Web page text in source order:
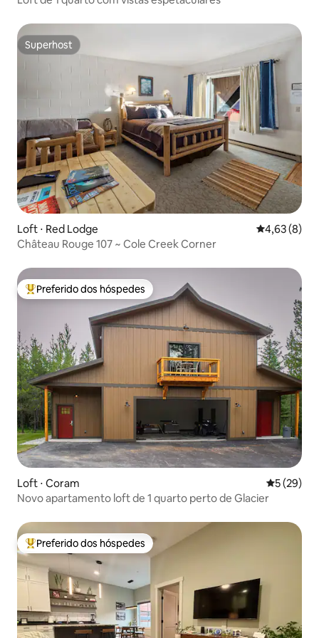
Superhost
Superhost
Loft ⋅ Red Lodge 4,63 de uma
4,63 (8)
Château Rouge 107 ~ Cole Creek Corner
Entre os melhores preferidos dos hóspedes
Preferido dos hóspedes
Loft ⋅ Coram 5 de uma
5 (29)
Novo apartamento loft de 1 quarto perto de Glacier
Entre os melhores preferidos dos hóspedes
Preferido dos hóspedes